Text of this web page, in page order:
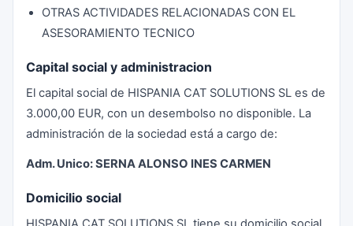
OTRAS ACTIVIDADES RELACIONADAS CON EL
ASESORAMIENTO TECNICO
Capital social y administracion
El capital social de HISPANIA CAT SOLUTIONS SL es de
3.000,00 EUR, con un desembolso no disponible. La
administración de la sociedad está a cargo de:
Adm. Unico: SERNA ALONSO INES CARMEN
Domicilio social